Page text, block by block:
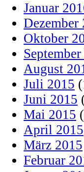
Januar
Dezember
Oktober
August
Juli 2015
Juni 2015
Mai 2015
April 2015
März 2015
Februar